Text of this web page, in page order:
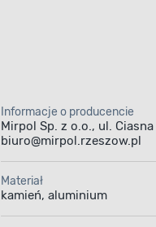
Informacje o producencie
Mirpol Sp. z o.o., ul.
biuro@mirpol.rzeszow.pl
Materiał
kamień, aluminium